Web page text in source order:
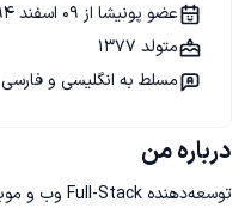
درباره من
عضو پونیشا از 09 اسفند 1394
متولد 1377
مسلط به انگلیسی و فارسی